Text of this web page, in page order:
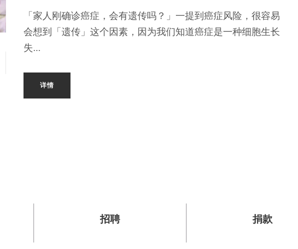
「家人刚确诊癌症，会有遗传吗？」一提到癌症风险，很容易
会想到「遗传」这个因素，因为我们知道癌症是一种细胞生长
失...
详情
招聘 捐款